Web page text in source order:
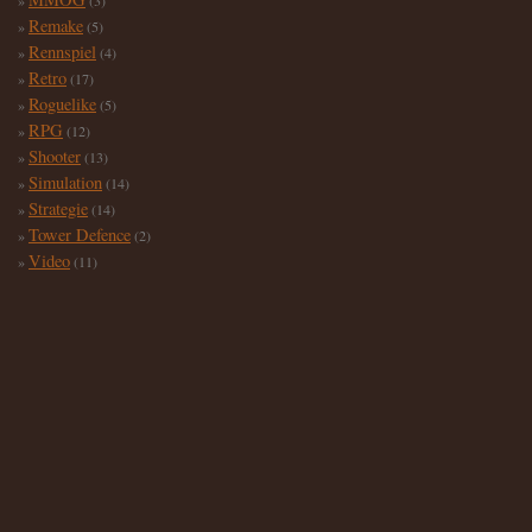
Remake(5)
Rennspiel (4)
Retro(17)
Roguelike(5)
RPG (12)
Shooter(13)
Simulation(14)
Strategie(14)
Tower Defence(2)
Video(11)